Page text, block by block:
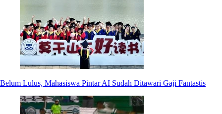
Belum Lulus, Mahasiswa Pintar AI Sudah Ditawari Gaji Fantastis